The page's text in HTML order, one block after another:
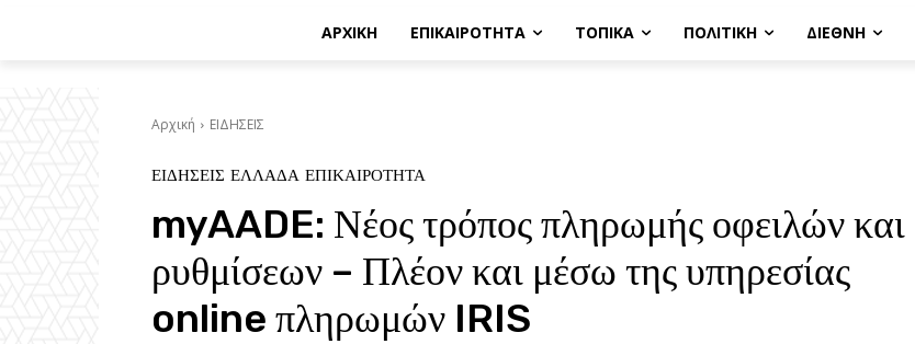
ΑΡΧΙΚΗ ΕΠΙΚΑΙΡΟΤΗΤΑ ΤΟΠΙΚΑ ΠΟΛΙΤΙΚΗ ΔΙΕΘΝΗ
Αρχική ΕΙΔΗΣΕΙΣ
ΕΙΔΗΣΕΙΣ ΕΛΛΑΔΑ ΕΠΙΚΑΙΡΟΤΗΤΑ
myAADE: Νέος τρόπος πληρωμής οφειλών και
ρυθμίσεων – Πλέον και μέσω της υπηρεσίας
online πληρωμών IRIS